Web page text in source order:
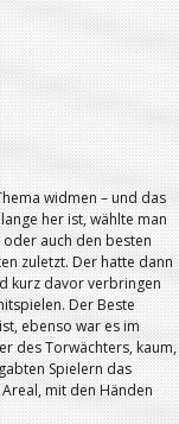
widmen – und das
her ist, wählte man
auch den besten
zuletzt. Der hatte dann
kurz davor verbringen
Der Beste
ebenso war es im
des Torwächters, kaum,
Spielern das
mit den Händen